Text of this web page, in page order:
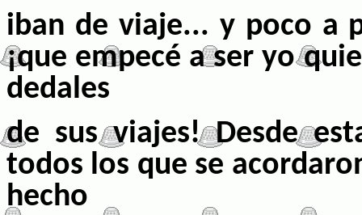
iban de viaje... y poco a
¡que empecé a ser yo
dedales
de sus viajes! Desde
todos los que se
hecho